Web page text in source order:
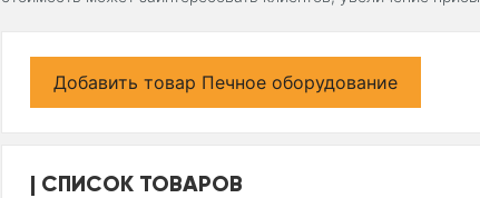
Добавить товар Печное оборудование
СПИСОК ТОВАРОВ